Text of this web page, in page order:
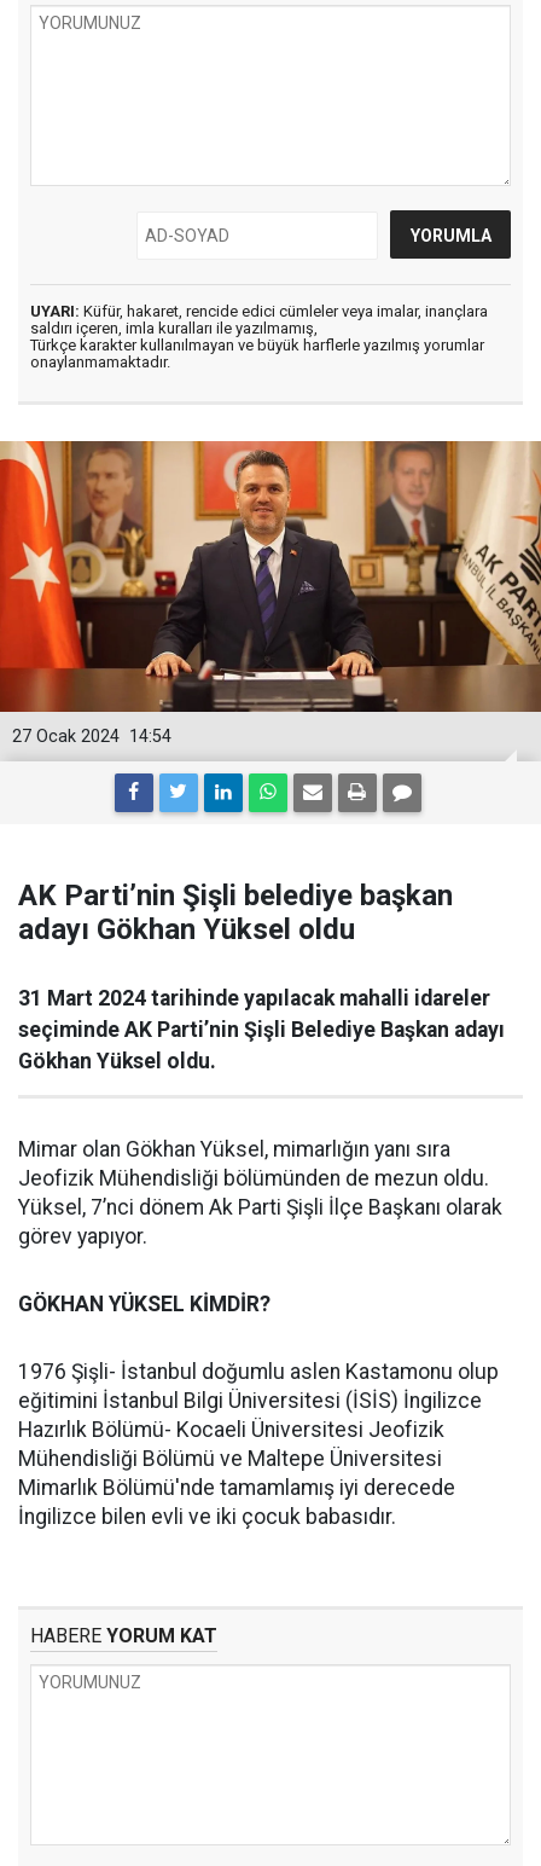
UYARI: Küfür, hakaret, rencide edici cümleler veya imalar, inançlara
saldırı içeren, imla kuralları ile yazılmamış,
Türkçe karakter kullanılmayan ve büyük harflerle yazılmış yorumlar
onaylanmamaktadır.
14:54
27 Ocak 2024
AK Parti’nin Şişli belediye başkan
adayı Gökhan Yüksel oldu
31 Mart 2024 tarihinde yapılacak mahalli idareler
seçiminde AK Parti’nin Şişli Belediye Başkan adayı
Gökhan Yüksel oldu.
Mimar olan Gökhan Yüksel, mimarlığın yanı sıra
Jeofizik Mühendisliği bölümünden de mezun oldu.
Yüksel, 7’nci dönem Ak Parti Şişli İlçe Başkanı olarak
görev yapıyor.
GÖKHAN YÜKSEL KİMDİR?
1976 Şişli- İstanbul doğumlu aslen Kastamonu olup
eğitimini İstanbul Bilgi Üniversitesi (İSİS) İngilizce
Hazırlık Bölümü- Kocaeli Üniversitesi Jeofizik
Mühendisliği Bölümü ve Maltepe Üniversitesi
Mimarlık Bölümü'nde tamamlamış iyi derecede
İngilizce bilen evli ve iki çocuk babasıdır.
HABERE YORUM KAT